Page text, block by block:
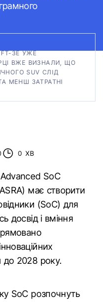
3E УЖЕ
ВЖЕ ВИЗНАЛИ, ЩО
SUV СЛІД
МЕНШ ЗАТРАТНІ
0 ХВ
SoC
має створити
(SoC) для
досвід і вміння
до 2028 року.
SoC розпочнуть